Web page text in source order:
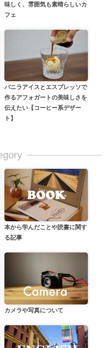
味しく、雰囲気も素晴らしいカ
フェ
バニラアイスとエスプレッソで
作るアフォガートの美味しさを
伝えたい【コーヒー系デザー
ト】
本から学んだことや読書に関す
る記事
カメラや写真について